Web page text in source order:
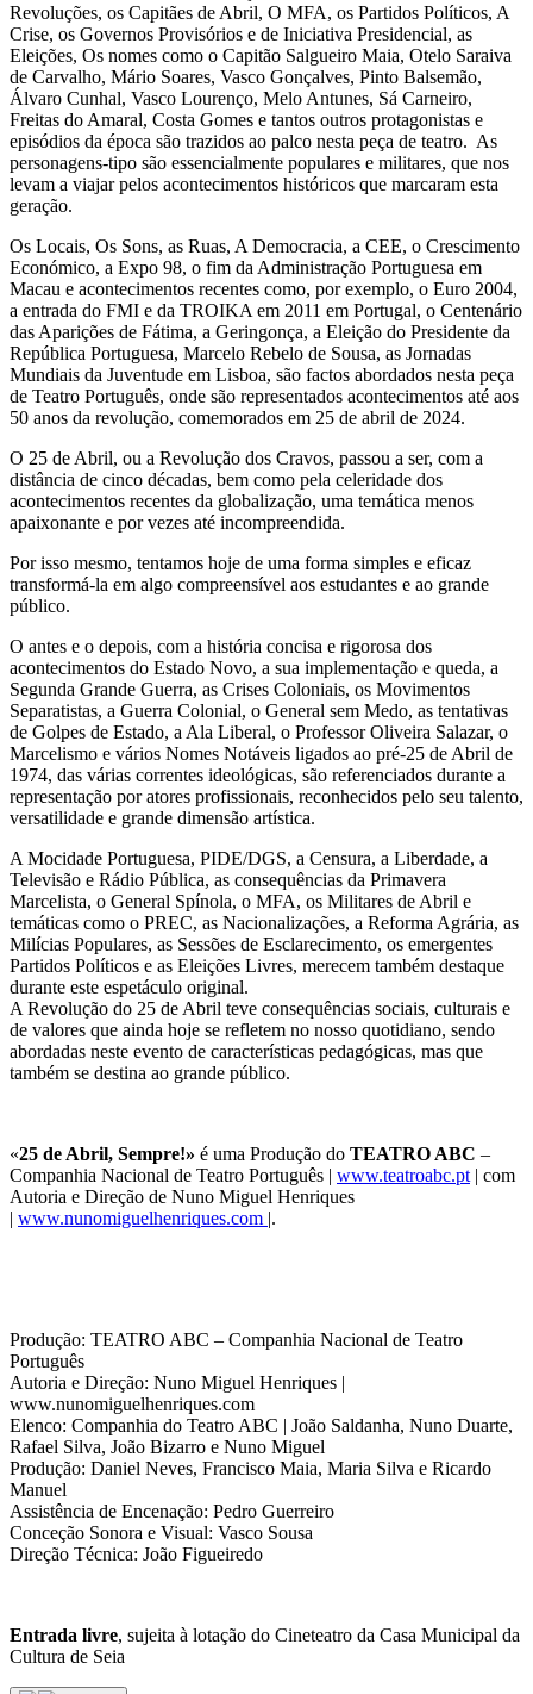
Revoluções, os Capitães de Abril, O MFA, os Partidos Políticos, A
Crise, os Governos Provisórios e de Iniciativa Presidencial, as
Eleições, Os nomes como o Capitão Salgueiro Maia, Otelo Saraiva
de Carvalho, Mário Soares, Vasco Gonçalves, Pinto Balsemão,
Álvaro Cunhal, Vasco Lourenço, Melo Antunes, Sá Carneiro,
Freitas do Amaral, Costa Gomes e tantos outros protagonistas e
episódios da época são trazidos ao palco nesta peça de teatro. As
personagens-tipo são essencialmente populares e militares, que nos
levam a viajar pelos acontecimentos históricos que marcaram esta
geração.
Os Locais, Os Sons, as Ruas, A Democracia, a CEE, o Crescimento
Económico, a Expo 98, o fim da Administração Portuguesa em
Macau e acontecimentos recentes como, por exemplo, o Euro 2004,
a entrada do FMI e da TROIKA em 2011 em Portugal, o Centenário
das Aparições de Fátima, a Geringonça, a Eleição do Presidente da
República Portuguesa, Marcelo Rebelo de Sousa, as Jornadas
Mundiais da Juventude em Lisboa, são factos abordados nesta peça
de Teatro Português, onde são representados acontecimentos até aos
50 anos da revolução, comemorados em 25 de abril de 2024.
O 25 de Abril, ou a Revolução dos Cravos, passou a ser, com a
distância de cinco décadas, bem como pela celeridade dos
acontecimentos recentes da globalização, uma temática menos
apaixonante e por vezes até incompreendida.
Por isso mesmo, tentamos hoje de uma forma simples e eficaz
transformá-la em algo compreensível aos estudantes e ao grande
público.
O antes e o depois, com a história concisa e rigorosa dos
acontecimentos do Estado Novo, a sua implementação e queda, a
Segunda Grande Guerra, as Crises Coloniais, os Movimentos
Separatistas, a Guerra Colonial, o General sem Medo, as tentativas
de Golpes de Estado, a Ala Liberal, o Professor Oliveira Salazar, o
Marcelismo e vários Nomes Notáveis ligados ao pré-25 de Abril de
1974, das várias correntes ideológicas, são referenciados durante a
representação por atores profissionais, reconhecidos pelo seu talento,
versatilidade e grande dimensão artística.
A Mocidade Portuguesa, PIDE/DGS, a Censura, a Liberdade, a
Televisão e Rádio Pública, as consequências da Primavera
Marcelista, o General Spínola, o MFA, os Militares de Abril e
temáticas como o PREC, as Nacionalizações, a Reforma Agrária, as
Milícias Populares, as Sessões de Esclarecimento, os emergentes
Partidos Políticos e as Eleições Livres, merecem também destaque
durante este espetáculo original.
A Revolução do 25 de Abril teve consequências sociais, culturais e
de valores que ainda hoje se refletem no nosso quotidiano, sendo
abordadas neste evento de características pedagógicas, mas que
também se destina ao grande público.
«25 de Abril, Sempre!» é uma Produção do TEATRO ABC –
Companhia Nacional de Teatro Português | www.teatroabc.pt | com
Autoria e Direção de Nuno Miguel Henriques
| www.nunomiguelhenriques.com |.
Produção: TEATRO ABC – Companhia Nacional de Teatro
Português
Autoria e Direção: Nuno Miguel Henriques |
www.nunomiguelhenriques.com
Elenco: Companhia do Teatro ABC | João Saldanha, Nuno Duarte,
Rafael Silva, João Bizarro e Nuno Miguel
Produção: Daniel Neves, Francisco Maia, Maria Silva e Ricardo
Manuel
Assistência de Encenação: Pedro Guerreiro
Conceção Sonora e Visual: Vasco Sousa
Direção Técnica: João Figueiredo
Entrada livre, sujeita à lotação do Cineteatro da Casa Municipal da
Cultura de Seia